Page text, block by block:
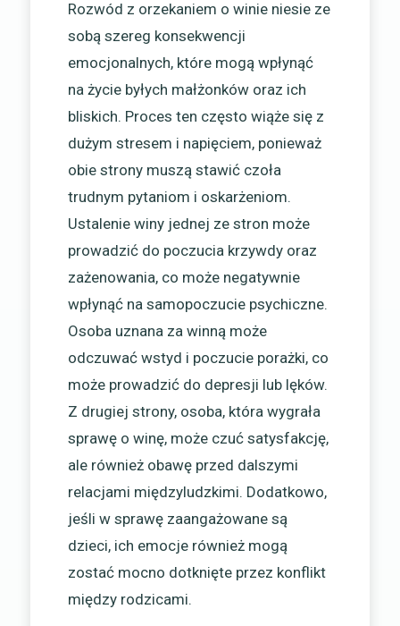
Rozwód z orzekaniem o winie niesie ze
sobą szereg konsekwencji
emocjonalnych, które mogą wpłynąć
na życie byłych małżonków oraz ich
bliskich. Proces ten często wiąże się z
dużym stresem i napięciem, ponieważ
obie strony muszą stawić czoła
trudnym pytaniom i oskarżeniom.
Ustalenie winy jednej ze stron może
prowadzić do poczucia krzywdy oraz
zażenowania, co może negatywnie
wpłynąć na samopoczucie psychiczne.
Osoba uznana za winną może
odczuwać wstyd i poczucie porażki, co
może prowadzić do depresji lub lęków.
Z drugiej strony, osoba, która wygrała
sprawę o winę, może czuć satysfakcję,
ale również obawę przed dalszymi
relacjami międzyludzkimi. Dodatkowo,
jeśli w sprawę zaangażowane są
dzieci, ich emocje również mogą
zostać mocno dotknięte przez konflikt
między rodzicami.